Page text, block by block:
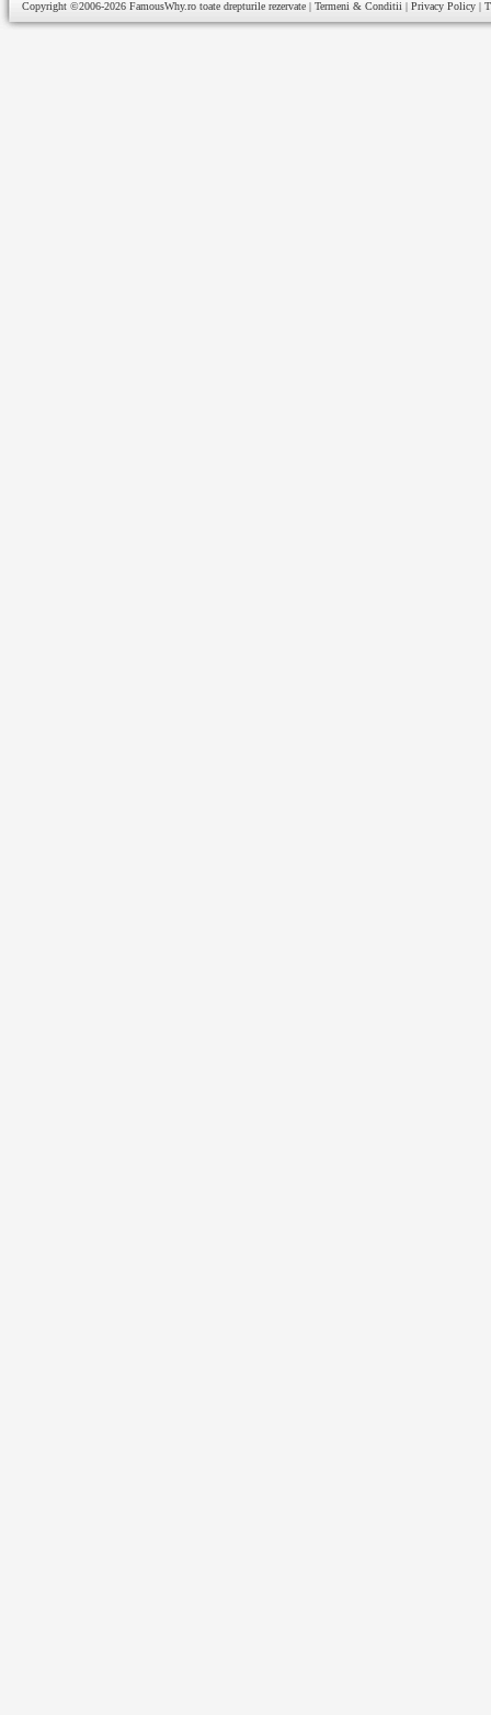
Copyright ©2006-2026 FamousWhy.ro toate drepturile rezervate | Termeni & Conditii | Privacy Policy |